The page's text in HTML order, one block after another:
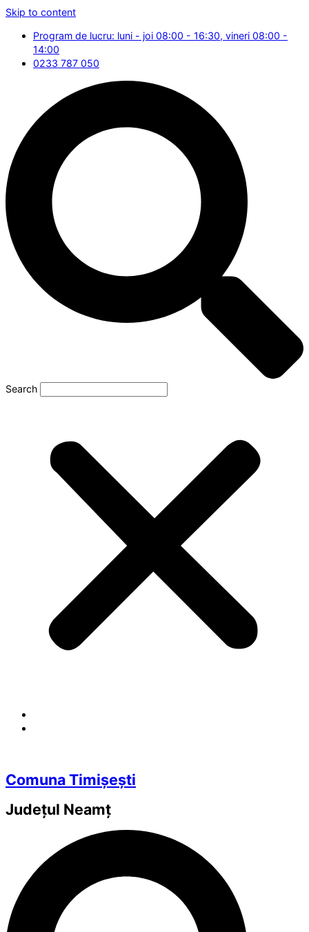
Skip to content
Program de lucru: luni - joi 08:00 - 16:30, vineri 08:00 -
14:00
0233 787 050
Search
Comuna Timișești
Județul Neamț